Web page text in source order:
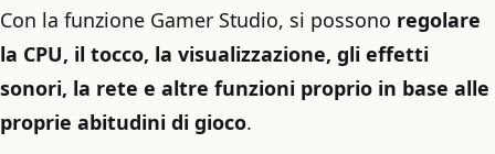
Con la funzione Gamer Studio, si possono regolare
la CPU, il tocco, la visualizzazione, gli effetti
sonori, la rete e altre funzioni proprio in base alle
proprie abitudini di gioco.